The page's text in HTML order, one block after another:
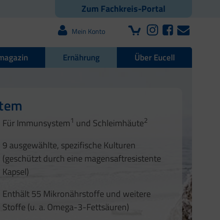
Zum Fachkreis-Portal
Mein Konto
Ernährung Über Eucell
Für Immunsystem1 und Schleimhäute2
9 ausgewählte, spezifische Kulturen
(geschützt durch eine magensaftresistente
Kapsel)
Enthält 55 Mikronährstoffe und weitere
Stoffe (u. a. Omega-3-Fettsäuren)
Nägel
1 2 3
4
3